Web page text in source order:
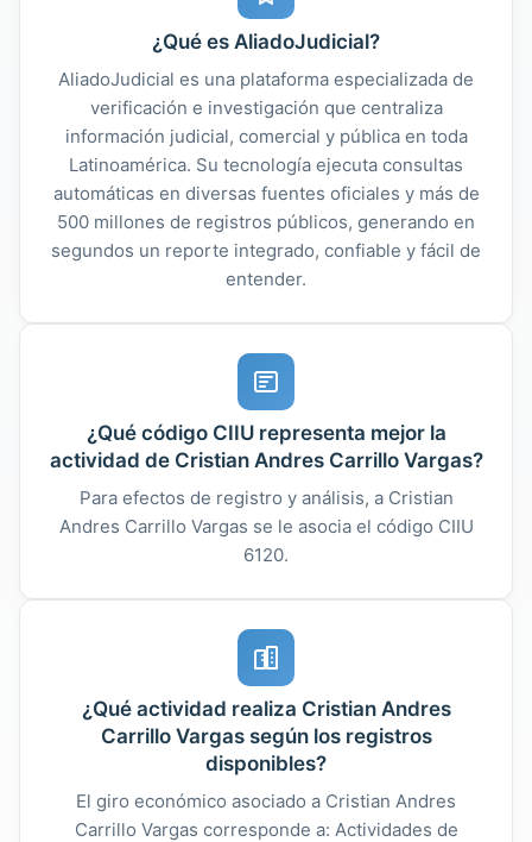
¿Qué es AliadoJudicial?
AliadoJudicial es una plataforma especializada de
verificación e investigación que centraliza
información judicial, comercial y pública en toda
Latinoamérica. Su tecnología ejecuta consultas
automáticas en diversas fuentes oficiales y más de
500 millones de registros públicos, generando en
segundos un reporte integrado, confiable y fácil de
entender.
¿Qué código CIIU representa mejor la
actividad de Cristian Andres Carrillo Vargas?
Para efectos de registro y análisis, a Cristian
Andres Carrillo Vargas se le asocia el código CIIU
6120.
¿Qué actividad realiza Cristian Andres
Carrillo Vargas según los registros
disponibles?
El giro económico asociado a Cristian Andres
Carrillo Vargas corresponde a: Actividades de